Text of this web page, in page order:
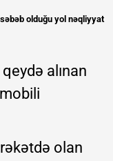
olduğu yol nəqliyyat
alınan
olan